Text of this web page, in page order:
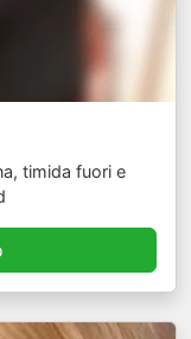
timida fuori e